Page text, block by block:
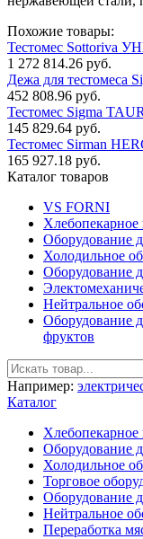
Похожие товары:
Тестомес Sottoriva
1 272 814.26 руб.
Дежа для тестомеса
452 808.96 руб.
Тестомес Sigma
145 829.64 руб.
Тестомес Sirman
165 927.18 руб.
Каталог товаров
VS FORNI
Хлебопекарное
Оборудование
Холодильное
Оборудование
Нейтральное
Оборудование
фруктов
Например:
Каталог
Хлебопекарное
Оборудование
Холодильное
Торговое
Оборудование
Нейтральное
Переработка